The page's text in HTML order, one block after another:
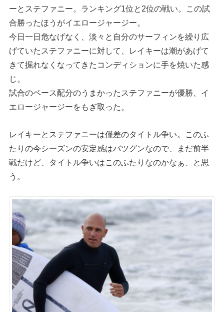
ーとステファニー。ランキング1位と2位の戦い。この試
合勝ったほうがイエロージャージー。
今日一日危なげなく、淡々と自分のサーフィンを繰り広
げていたステファニーに対して、レイキーは潮があげて
きて掘れなくなってきたコンディションに手を焼いた感
じ。
試合のペース配分のうまかったステファニーが優勝、イ
エロージャージーをもぎ取った。
レイキーとステファニーは僅差のタイトル争い。このふ
たりの今シーズンの安定感はバツグンなので、まだ前半
戦だけど、タイトル争いはこのふたりなのかなぁ、と思
う。